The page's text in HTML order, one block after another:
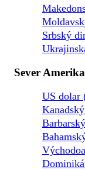
Srbský
Sever Amerika
US dolar